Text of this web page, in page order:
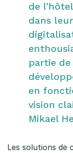
de
dans
partie de
en
vision
Mikael
Les solutions de